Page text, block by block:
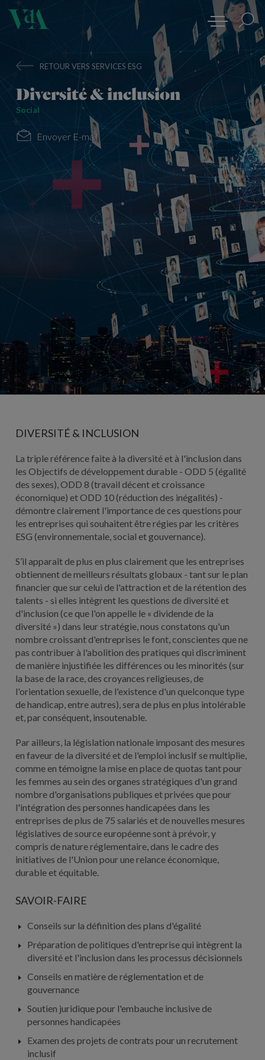
RETOUR VERS SERVICES ESG
Diversité & inclusion
Social
Envoyer E-mail
DIVERSITÉ & INCLUSION
La triple référence faite à la diversité et à l'inclusion dans
les Objectifs de développement durable - ODD 5 (égalité
des sexes), ODD 8 (travail décent et croissance
économique) et ODD 10 (réduction des inégalités) -
démontre clairement l'importance de ces questions pour
les entreprises qui souhaitent être régies par les critères
ESG (environnementale, social et gouvernance).
S’il apparaît de plus en plus clairement que les entreprises
obtiennent de meilleurs résultats globaux - tant sur le plan
financier que sur celui de l'attraction et de la rétention des
talents - si elles intègrent les questions de diversité et
d'inclusion (ce que l'on appelle le « dividende de la
diversité ») dans leur stratégie, nous constatons qu'un
nombre croissant d'entreprises le font, conscientes que ne
pas contribuer à l'abolition des pratiques qui discriminent
de manière injustifiée les différences ou les minorités (sur
la base de la race, des croyances religieuses, de
l'orientation sexuelle, de l'existence d'un quelconque type
de handicap, entre autres), sera de plus en plus intolérable
et, par conséquent, insoutenable.
Par ailleurs, la législation nationale imposant des mesures
en faveur de la diversité et de l'emploi inclusif se multiplie,
comme en témoigne la mise en place de quotas tant pour
les femmes au sein des organes stratégiques d'un grand
nombre d'organisations publiques et privées que pour
l'intégration des personnes handicapées dans les
entreprises de plus de 75 salariés et de nouvelles mesures
législatives de source européenne sont à prévoir, y
compris de nature réglementaire, dans le cadre des
initiatives de l'Union pour une relance économique,
durable et équitable.
SAVOIR-FAIRE
Conseils sur la définition des plans d'égalité
Préparation de politiques d'entreprise qui intègrent la
diversité et l'inclusion dans les processus décisionnels
Conseils en matière de réglementation et de
gouvernance
Soutien juridique pour l'embauche inclusive de
personnes handicapées
Examen des projets de contrats pour un recrutement
inclusif